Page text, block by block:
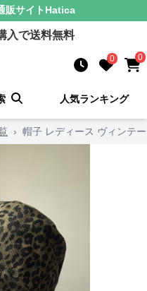
販サイト Hatica
入で送料無料
0 0
人気ランキング
› 帽子 レディース ヴィンテ